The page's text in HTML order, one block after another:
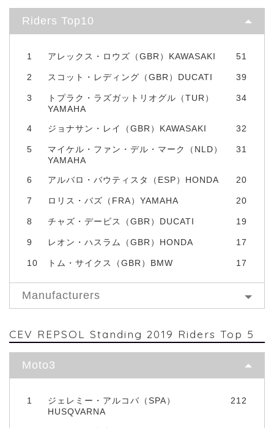
Riders Top10
1 アレックス・ロウズ（GBR）KAWASAKI 51
2 スコット・レディング（GBR）DUCATI 39
3
トプラク・ラズガットリオグル（TUR）
YAMAHA
34
4 ジョナサン・レイ（GBR）KAWASAKI 32
5
マイケル・ファン・デル・マーク（NLD）
YAMAHA
31
6 アルバロ・バウティスタ（ESP）HONDA 20
7 ロリス・バズ（FRA）YAMAHA 20
8 チャズ・デービス（GBR）DUCATI 19
9 レオン・ハスラム（GBR）HONDA 17
10 トム・サイクス（GBR）BMW 17
Manufacturers
CEV REPSOL Standing 2019 Riders Top 5
Moto3
1
ジェレミー・アルコバ（SPA）
HUSQVARNA
212